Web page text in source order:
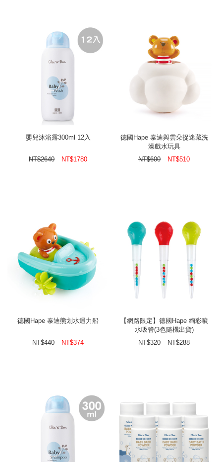
嬰兒沐浴露300ml 12入
NT$2640 NT$1780
德國Hape 泰迪與雲朵捉迷藏洗
澡戲水玩具
NT$600 NT$510
德國Hape 泰迪熊划水迴力船
NT$440 NT$374
【網路限定】德國Hape 絢彩噴
水吸管(3色隨機出貨)
NT$320 NT$288